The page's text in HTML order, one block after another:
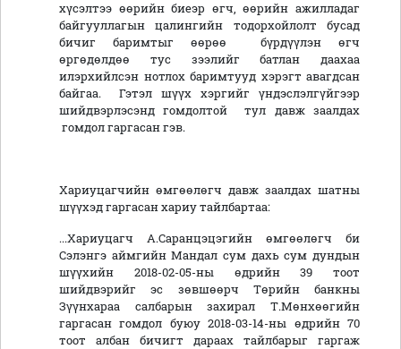
хүсэлтээ өөрийн биеэр өгч, өөрийн ажилладаг
байгууллагын цалингийн тодорхойлолт бусад
бичиг баримтыг өөрөө бүрдүүлэн өгч
өргөдөлдөө тус зээлийг батлан даахаа
илэрхийлсэн нотлох баримтууд хэрэгт авагдсан
байгаа. Гэтэл шүүх хэргийг үндэслэлгүйгээр
шийдвэрлэсэнд гомдолтой тул давж заалдах
гомдол гаргасан гэв.
Хариуцагчийн өмгөөлөгч давж заалдах шатны
шүүхэд гаргасан хариу тайлбартаа:
...Хариуцагч А.Саранцэцэгийн өмгөөлөгч би
Сэлэнгэ аймгийн Мандал сум дахь сум дундын
шүүхийн 2018-02-05-ны өдрийн 39 тоот
шийдвэрийг эс зөвшөөрч Төрийн банкны
Зүүнхараа салбарын захирал Т.Мөнхөөгийн
гаргасан гомдол буюу 2018-03-14-ны өдрийн 70
тоот албан бичигт дараах тайлбарыг гаргаж